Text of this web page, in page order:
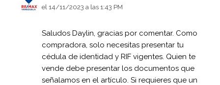
el 14/11/2023 a las 1:43 PM
Saludos Daylin, gracias por comentar. Como
compradora, solo necesitas presentar tu
cédula de identidad y RIF vigentes. Quien te
vende debe presentar los documentos que
señalamos en el artículo. Si requieres que un